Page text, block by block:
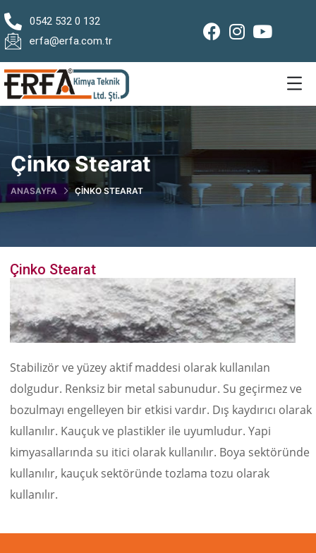
0542 532 0 132
erfa@erfa.com.tr
Çinko Stearat
ANASAYFA ÇINKO STEARAT
Çinko Stearat
Stabilizör ve yüzey aktif maddesi olarak kullanılan
dolgudur. Renksiz bir metal sabunudur. Su geçirmez ve
bozulmayı engelleyen bir etkisi vardır. Dış kaydırıcı olarak
kullanılır. Kauçuk ve plastikler ile uyumludur. Yapi
kimyasallarında su itici olarak kullanılır. Boya sektöründe
kullanılır, kauçuk sektöründe tozlama tozu olarak
kullanılır.